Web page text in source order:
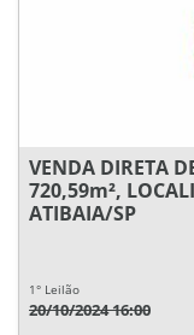
VENDA DIRETA
720,59m²,
ATIBAIA/SP
1° Leilão
20/10/2024 16:00